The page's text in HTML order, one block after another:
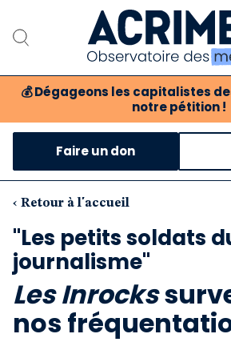
💰 Dégageons les capitalistes
notre pétition !
Notre
Notre critique des
Nos propositions
Notre revue
Faire un don
‹ Retour à l'accueil
"Les petits soldats
journalisme"
Les Inrocks
nos